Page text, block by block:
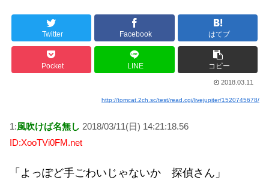
Twitter Facebook はてブ
Pocket LINE コピー
2018.03.11
http://tomcat.2ch.sc/test/read.cgi/livejupiter/1520745678/
1:風吹けば名無し 2018/03/11(日) 14:21:18.56
ID:XooTVi0FM.net
「よっぽど手ごわいじゃないか 探偵さん」